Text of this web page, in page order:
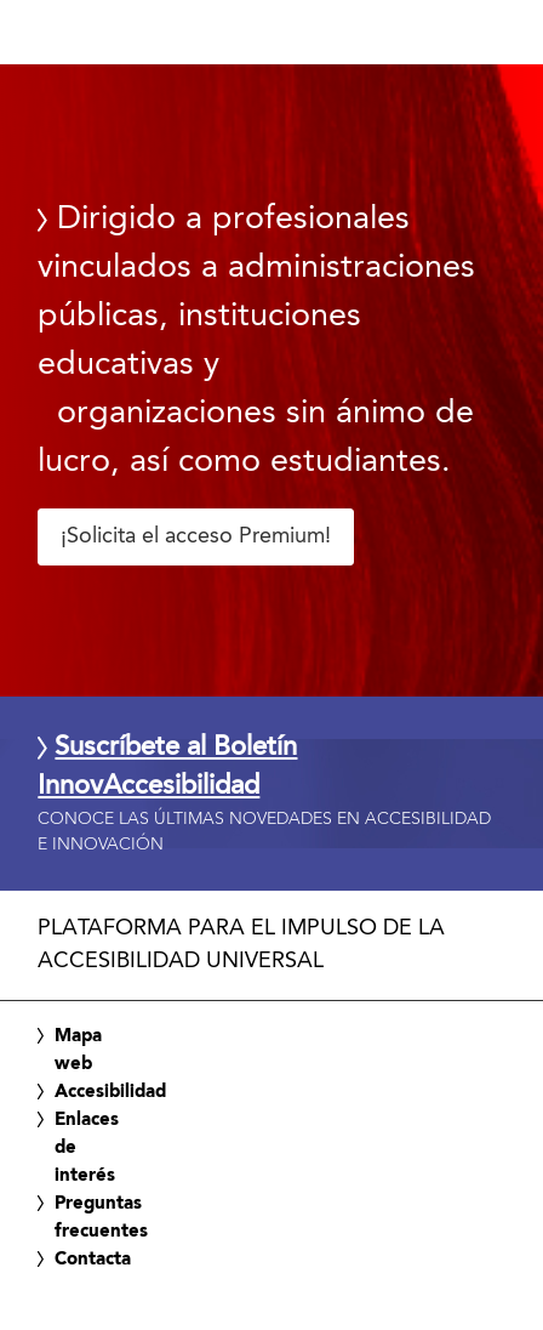
Dirigido a profesionales
vinculados a administraciones
públicas, instituciones
educativas y
organizaciones sin ánimo de
lucro, así como estudiantes.
¡Solicita el acceso Premium!
Suscríbete al Boletín
InnovAccesibilidad
CONOCE LAS ÚLTIMAS NOVEDADES EN ACCESIBILIDAD
E INNOVACIÓN
PLATAFORMA PARA EL IMPULSO DE LA
ACCESIBILIDAD UNIVERSAL
Mapa
web
Accesibilidad
Enlaces
de
interés
Preguntas
frecuentes
Contacta